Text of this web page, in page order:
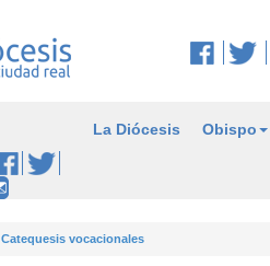
La Diócesis Obispo
Catequesis vocacionales